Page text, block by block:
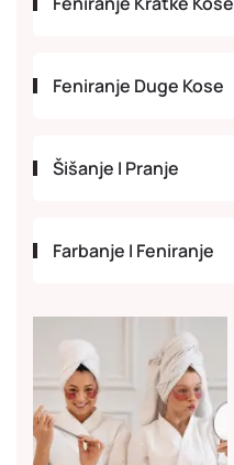
Feniranje Duge Kose
Šišanje I Pranje
Farbanje I Feniranje